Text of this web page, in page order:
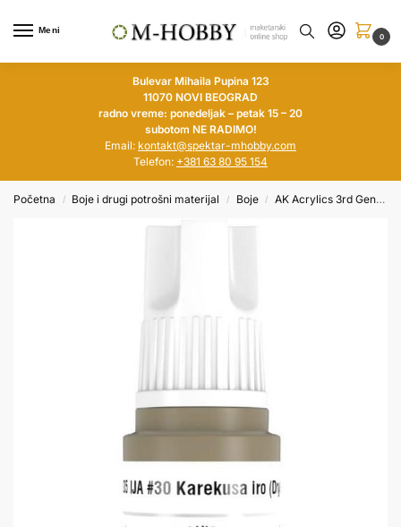
Meni
0
Bulevar Mihaila Pupina 123
11070 NOVI BEOGRAD
radno vreme: ponedeljak – petak 15 – 20
subotom NE RADIMO!
Email: kontakt@spektar-mhobby.com
Telefon: +381 63 80 95 154
Početna / Boje i drugi potrošni materijal / Boje / AK Acrylics 3rd Generation